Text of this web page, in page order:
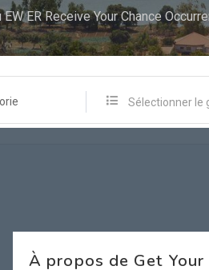
ER Receive Your Chance
Sélectionner le
À propos de Get